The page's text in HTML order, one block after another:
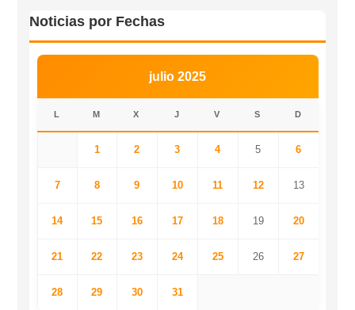
Noticias por Fechas
julio 2025
L M X J V S D
1 2 3 4 5 6
7 8 9 10 11 12 13
14 15 16 17 18 19 20
21 22 23 24 25 26 27
28 29 30 31